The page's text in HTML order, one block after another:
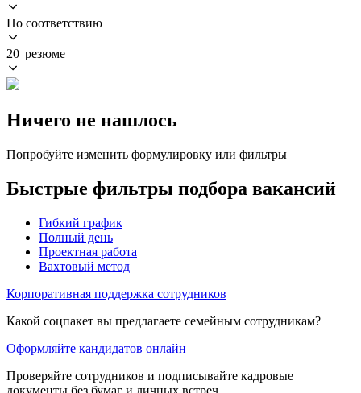
По соответствию
20 резюме
Ничего не нашлось
Попробуйте изменить формулировку или фильтры
Быстрые фильтры подбора вакансий
Гибкий график
Полный день
Проектная работа
Вахтовый метод
Корпоративная поддержка сотрудников
Какой соцпакет вы предлагаете семейным сотрудникам?
Оформляйте кандидатов онлайн
Проверяйте сотрудников и подписывайте кадровые
документы без бумаг и личных встреч